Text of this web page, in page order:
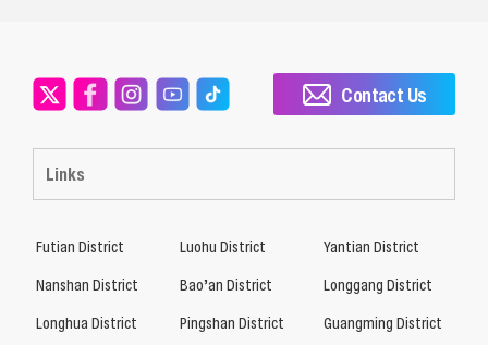
Links
Contact Us
Futian District Luohu District
Yantian District
Nanshan District
Bao’an District
Longgang District
Longhua District
Pingshan District
Guangming District